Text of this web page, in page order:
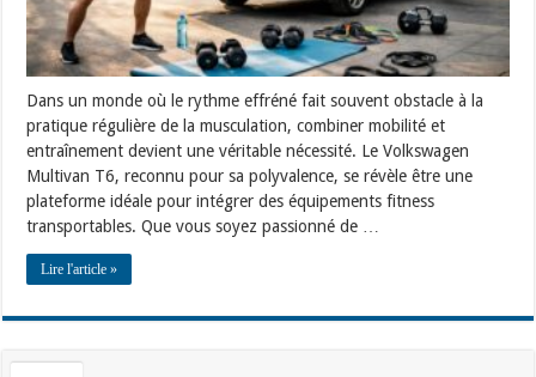
Dans un monde où le rythme effréné fait souvent obstacle à la
pratique régulière de la musculation, combiner mobilité et
entraînement devient une véritable nécessité. Le Volkswagen
Multivan T6, reconnu pour sa polyvalence, se révèle être une
plateforme idéale pour intégrer des équipements fitness
transportables. Que vous soyez passionné de …
Lire l'article »